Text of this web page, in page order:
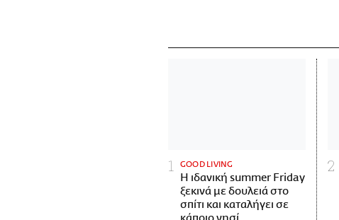
GOOD LIVING
Η ιδανική summer Friday
ξεκινά με δουλειά στο
σπίτι και καταλήγει σε